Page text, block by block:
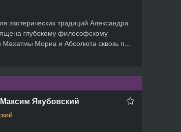
эзотерических традиций Александра
глубокому философскому
Махатмы Мориа и Абсолюта сквозь п...
Якубовский